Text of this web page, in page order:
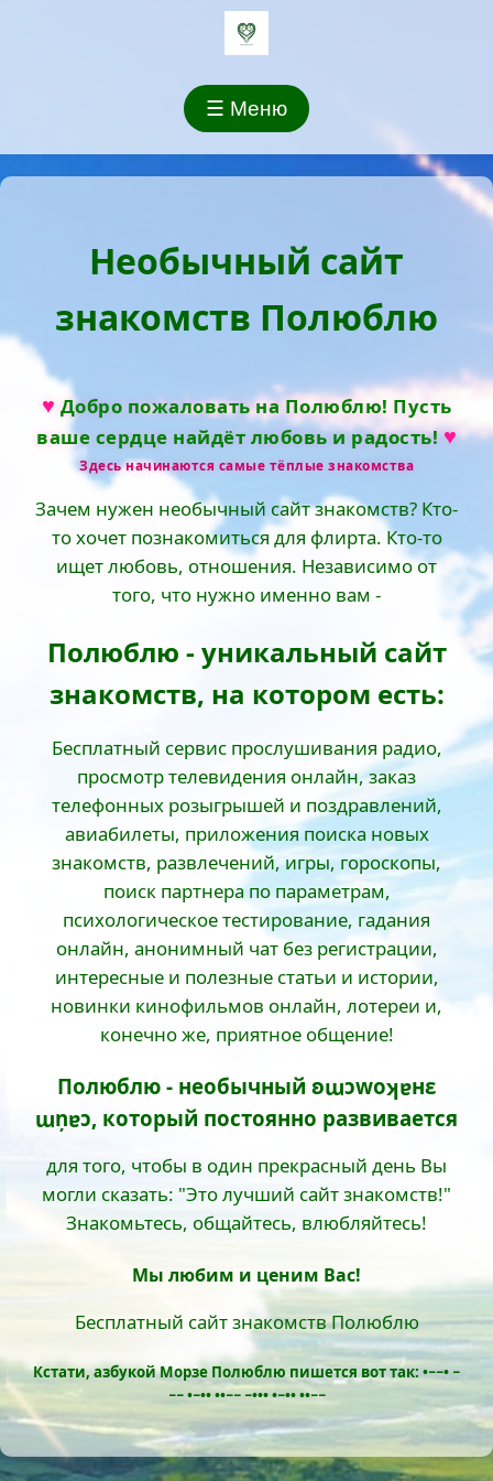
☰ Меню
Необычный сайт
знакомств Полюблю
♥ Добро пожаловать на Полюблю! Пусть
ваше сердце найдёт любовь и радость!♥
Здесь начинаются самые тёплые знакомства
Зачем нужен необычный сайт знакомств? Кто-
то хочет познакомиться для флирта. Кто-то
ищет любовь, отношения. Независимо от
того, что нужно именно вам -
Полюблю - уникальный сайт
знакомств, на котором есть:
Бесплатный сервис прослушивания радио,
просмотр телевидения онлайн, заказ
телефонных розыгрышей и поздравлений,
авиабилеты, приложения поиска новых
знакомств, развлечений, игры, гороскопы,
поиск партнера по параметрам,
психологическое тестирование, гадания
онлайн, анонимный чат без регистрации,
интересные и полезные статьи и истории,
новинки кинофильмов онлайн, лотереи и,
конечно же, приятное общение!
Полюблю - необычный ʚɯɔwоʞɐнε
ɯņɐɔ, который постоянно развивается
для того, чтобы в один прекрасный день Вы
могли сказать: "Это лучший сайт знакомств!"
Знакомьтесь, общайтесь, влюбляйтесь!
Мы любим и ценим Вас!
Бесплатный сайт знакомств Полюблю
Кстати, азбукой Морзе Полюблю пишется вот так: •−−• −
−− •−•• ••−− −••• •−•• ••−−